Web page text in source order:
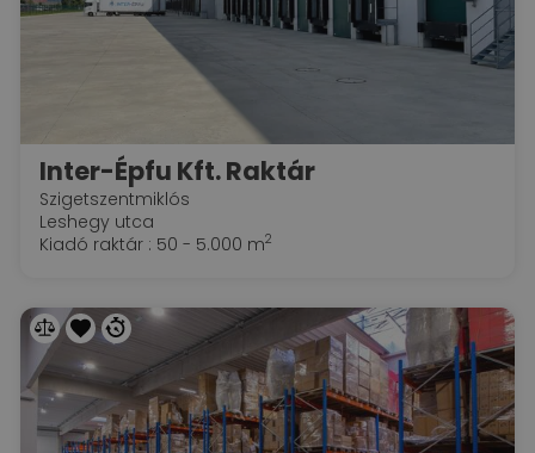
Inter-Épfu Kft. Raktár
Szigetszentmiklós
Leshegy utca
Kiadó raktár : 50 - 5.000 m2